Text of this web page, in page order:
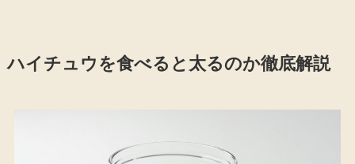
ハイチュウを食べると太るのか徹底解説